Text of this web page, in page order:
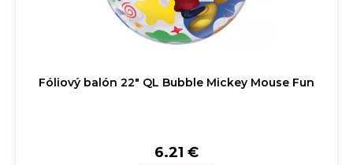
Fóliový balón 22" QL Bubble Mickey Mouse Fun
6.21 €